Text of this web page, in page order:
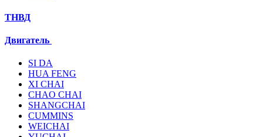
ТНВД
Двигатель
SI DA
HUA FENG
XI CHAI
CHAO CHAI
SHANGCHAI
CUMMINS
WEICHAI